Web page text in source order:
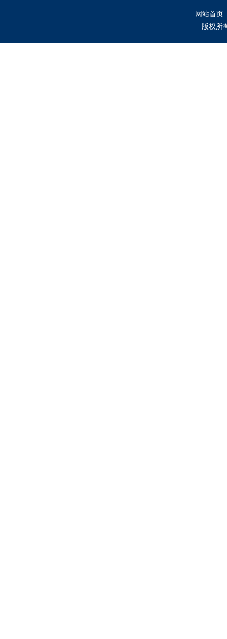
网站首页
版权所